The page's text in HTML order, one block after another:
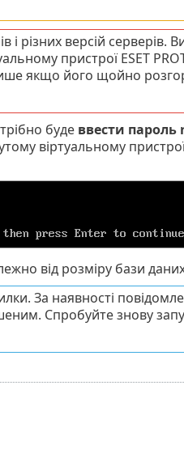
і різних версій
пристрої ESET
якщо його щойно
буде ввести пароль
віртуальному
від розміру бази
За наявності
Спробуйте знову